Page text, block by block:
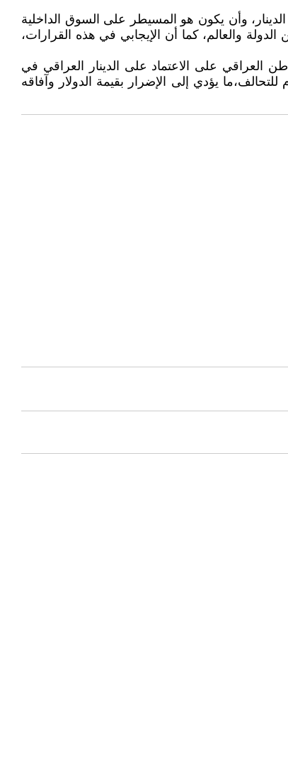
الدينار، وأن يكون هو المسيطر على السوق الداخلية
والعالم، كما أن الإيجابي في هذه القرارات،
العراقي على الاعتماد على الدينار العراقي في
في كيب تاون بجنوب أفريقيا في آب 2023،وقدمت 19 طلباً رسمياً للانضمام للتحالف،ما يؤدي إلى الإضرار بقيمة الدولار وآفاقه